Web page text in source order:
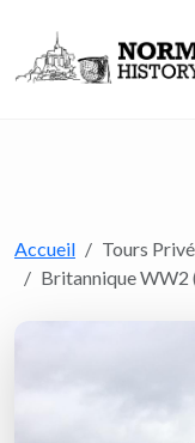
Accueil
Tours
Britannique WW2